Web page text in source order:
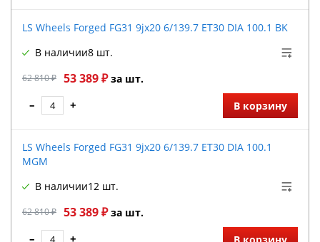
LS Wheels Forged FG31 9jx20 6/139.7 ET30 DIA 100.1 BK
62 810 ₽ 53 389 ₽за шт.
В наличии8 шт.
– + В корзину
LS Wheels Forged FG31 9jx20 6/139.7 ET30 DIA 100.1
MGM
62 810 ₽ 53 389 ₽за шт.
В наличии12 шт.
– + В корзину